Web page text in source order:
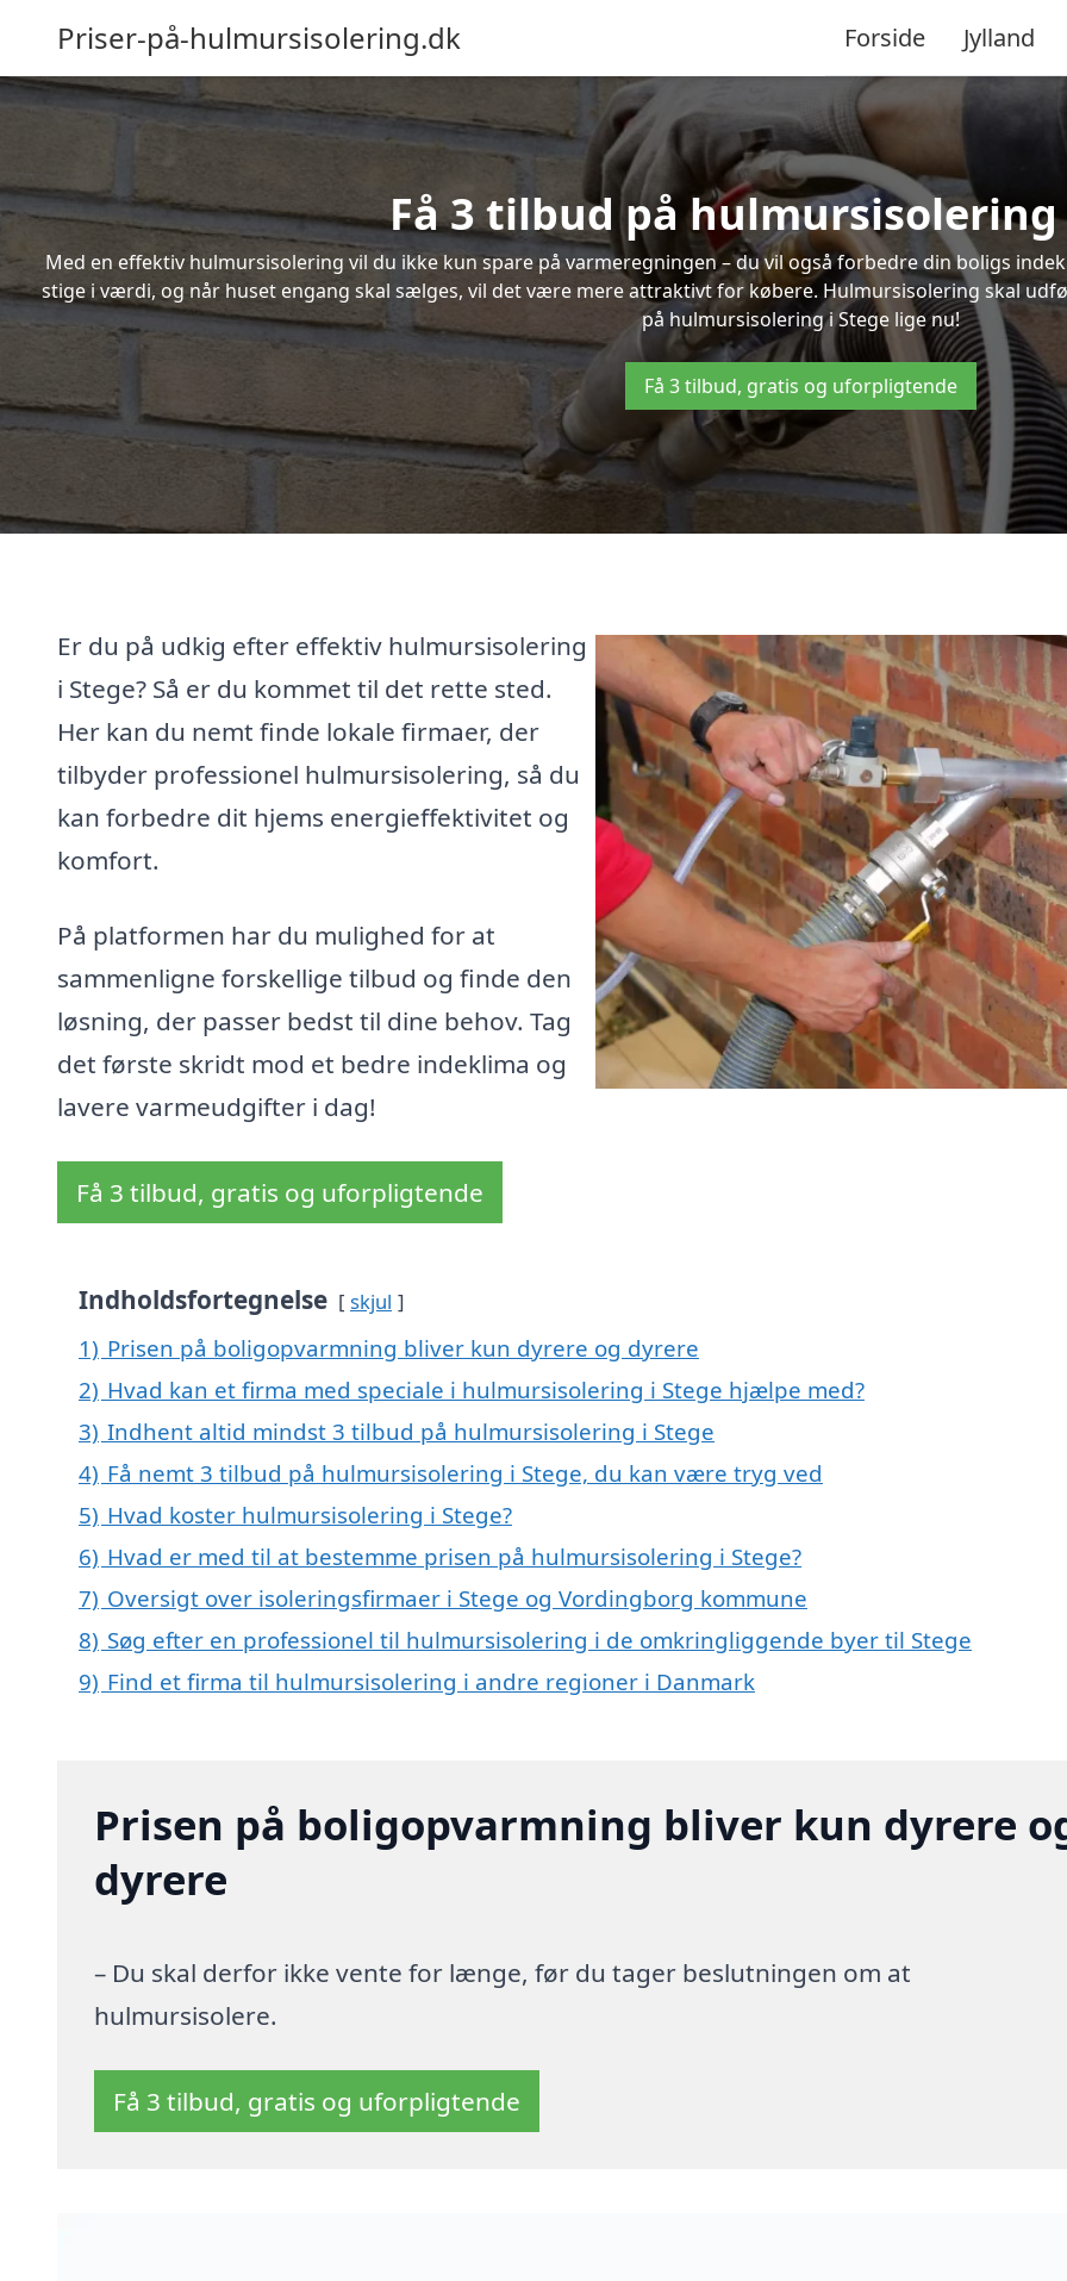
Priser-på-hulmursisolering.dk Forside Jylland
Få 3 tilbud på hulmursisolering
Med en effektiv hulmursisolering vil du ikke kun spare på varmeregningen – du vil også forbedre din boligs
stige i værdi, og når huset engang skal sælges, vil det være mere attraktivt for købere. Hulmursisolering skal
på hulmursisolering i Stege lige nu!
Få 3 tilbud, gratis og uforpligtende
Er du på udkig efter effektiv hulmursisolering
i Stege? Så er du kommet til det rette sted.
Her kan du nemt finde lokale firmaer, der
tilbyder professionel hulmursisolering, så du
kan forbedre dit hjems energieffektivitet og
komfort.
På platformen har du mulighed for at
sammenligne forskellige tilbud og finde den
løsning, der passer bedst til dine behov. Tag
det første skridt mod et bedre indeklima og
lavere varmeudgifter i dag!
Få 3 tilbud, gratis og uforpligtende
Indholdsfortegnelse skjul
1) Prisen på boligopvarmning bliver kun dyrere og dyrere
2) Hvad kan et firma med speciale i hulmursisolering i Stege hjælpe med?
3) Indhent altid mindst 3 tilbud på hulmursisolering i Stege
4) Få nemt 3 tilbud på hulmursisolering i Stege, du kan være tryg ved
5) Hvad koster hulmursisolering i Stege?
6) Hvad er med til at bestemme prisen på hulmursisolering i Stege?
7) Oversigt over isoleringsfirmaer i Stege og Vordingborg kommune
8) Søg efter en professionel til hulmursisolering i de omkringliggende byer til Stege
9) Find et firma til hulmursisolering i andre regioner i Danmark
Prisen på boligopvarmning bliver kun dyrere
dyrere
– Du skal derfor ikke vente for længe, før du tager beslutningen om at
hulmursisolere.
Få 3 tilbud, gratis og uforpligtende